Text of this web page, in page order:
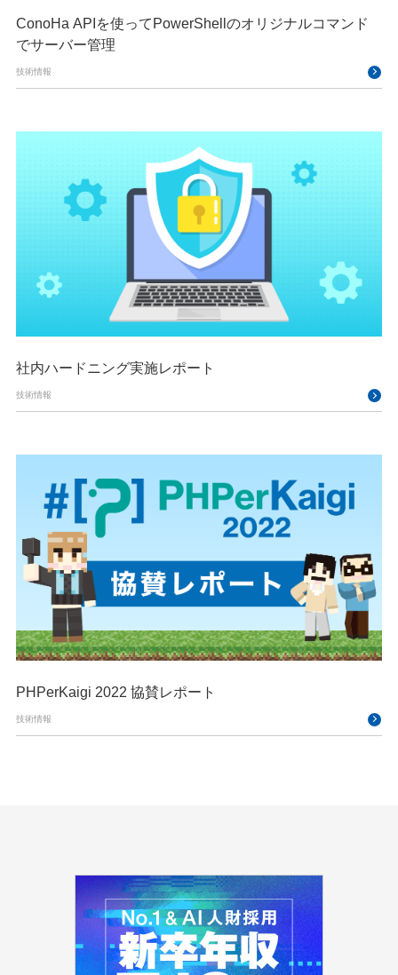
ConoHa APIを使ってPowerShellのオリジナルコマンド
でサーバー管理
技術情報
社内ハードニング実施レポート
技術情報
PHPerKaigi 2022 協賛レポート
技術情報